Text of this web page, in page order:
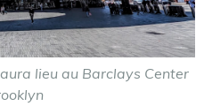
lieu au Barclays Center